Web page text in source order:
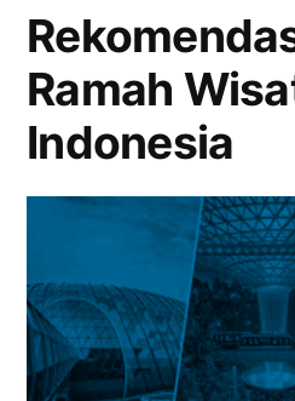
Bandara:
Panduan
Traveler
Modern
Ramah
Indonesia